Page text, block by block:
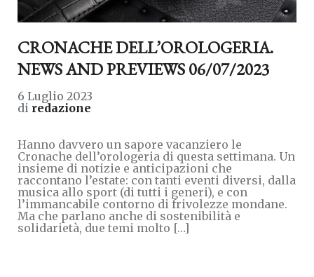
CRONACHE DELL’OROLOGERIA.
NEWS AND PREVIEWS 06/07/2023
6 Luglio 2023
di redazione
Hanno davvero un sapore vacanziero le
Cronache dell’orologeria di questa settimana. Un
insieme di notizie e anticipazioni che
raccontano l’estate: con tanti eventi diversi, dalla
musica allo sport (di tutti i generi), e con
l’immancabile contorno di frivolezze mondane.
Ma che parlano anche di sostenibilità e
solidarietà, due temi molto […]